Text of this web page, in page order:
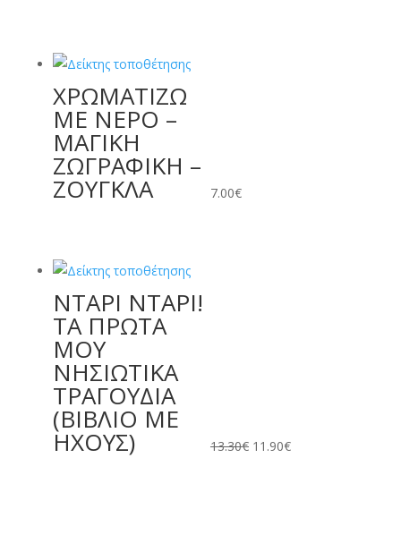
ΧΡΩΜΑΤΙΖΩ
ΜΕ ΝΕΡΟ –
ΜΑΓΙΚΗ
ΖΩΓΡΑΦΙΚΗ –
ΖΟΥΓΚΛΑ 7.00€
ΝΤΑΡΙ ΝΤΑΡΙ!
ΤΑ ΠΡΩΤΑ
ΜΟΥ
ΝΗΣΙΩΤΙΚΑ
ΤΡΑΓΟΥΔΙΑ
(ΒΙΒΛΙΟ ΜΕ
ΗΧΟΥΣ) 13.30€ 11.90€